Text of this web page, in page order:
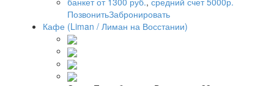
ПозвонитьЗабронировать
Кафе (Liman / Лиман на Восстании)